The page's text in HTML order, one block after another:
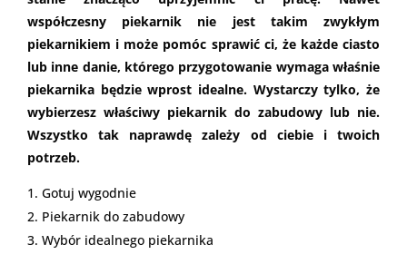
współczesny piekarnik nie jest takim zwykłym
piekarnikiem i może pomóc sprawić ci, że każde ciasto
lub inne danie, którego przygotowanie wymaga właśnie
piekarnika będzie wprost idealne. Wystarczy tylko, że
wybierzesz właściwy piekarnik do zabudowy lub nie.
Wszystko tak naprawdę zależy od ciebie i twoich
potrzeb.
Gotuj wygodnie
Piekarnik do zabudowy
Wybór idealnego piekarnika